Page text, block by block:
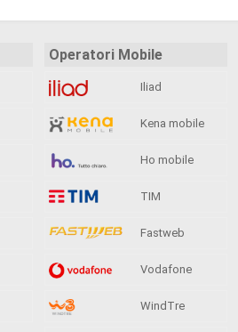
Operatori Mobile
Iliad
Kena mobile
Ho mobile
TIM
Fastweb
Vodafone
WindTre